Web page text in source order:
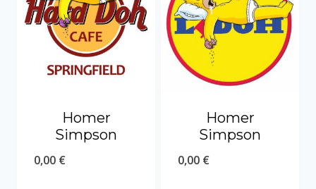
Homer
Simpson
0,00 €
Homer
Simpson
0,00 €